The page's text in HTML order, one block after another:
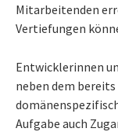
Mitarbeitenden
Vertiefungen
Entwicklerinnen
neben dem
Aufgabe auch